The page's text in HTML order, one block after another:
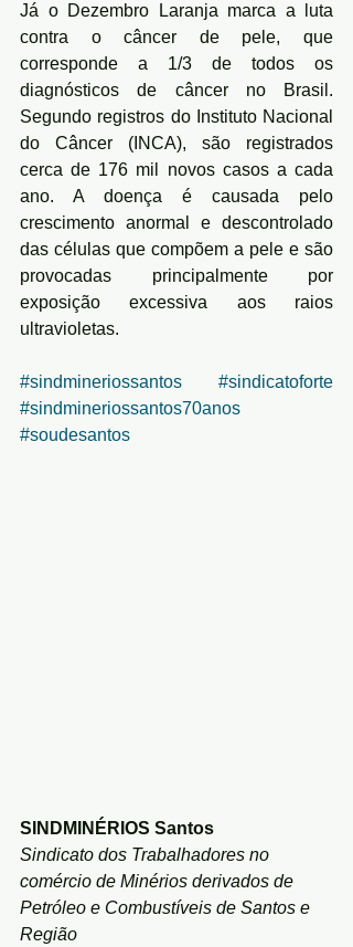
Já o Dezembro Laranja marca a luta
contra o câncer de pele, que
corresponde a 1/3 de todos os
diagnósticos de câncer no Brasil.
Segundo registros do Instituto Nacional
do Câncer (INCA), são registrados
cerca de 176 mil novos casos a cada
ano. A doença é causada pelo
crescimento anormal e descontrolado
das células que compõem a pele e são
provocadas principalmente por
exposição excessiva aos raios
ultravioletas.
#sindmineriossantos
#sindicatoforte
#sindmineriossantos70anos
#soudesantos
SINDMINÉRIOS Santos
Sindicato dos Trabalhadores no
comércio de Minérios derivados de
Petróleo e Combustíveis de Santos e
Região